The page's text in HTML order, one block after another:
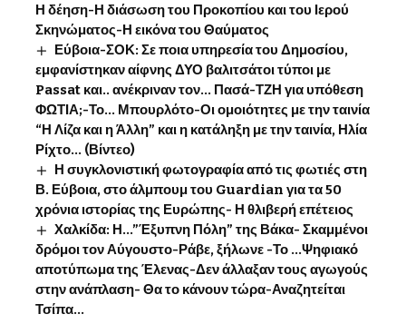
Η δέηση-Η διάσωση του Προκοπίου και του Ιερού
Σκηνώματος-Η εικόνα του Θαύματος
Εύβοια-ΣΟΚ: Σε ποια υπηρεσία του Δημοσίου,
εμφανίστηκαν αίφνης ΔΥΟ βαλιτσάτοι τύποι με
Passat και.. ανέκριναν τον… Πασά-ΤΖΗ για υπόθεση
ΦΩΤΙΑ;-Το… Μπουρλότο-Οι ομοιότητες με την ταινία
“Η Λίζα και η Άλλη” και η κατάληξη με την ταινία, Ηλία
Ρίχτο… (Βίντεο)
Η συγκλονιστική φωτογραφία από τις φωτιές στη
Β. Εύβοια, στο άλμπουμ του Guardian για τα 50
χρόνια ιστορίας της Ευρώπης- Η θλιβερή επέτειος
Χαλκίδα: Η…”Έξυπνη Πόλη” της Βάκα- Σκαμμένοι
δρόμοι τον Αύγουστο-Ράβε, ξήλωνε -Το …Ψηφιακό
αποτύπωμα της Έλενας-Δεν άλλαξαν τους αγωγούς
στην ανάπλαση- Θα το κάνουν τώρα-Αναζητείται
Τσίπα…